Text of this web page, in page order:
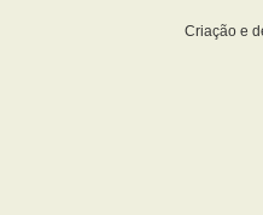
Criação e